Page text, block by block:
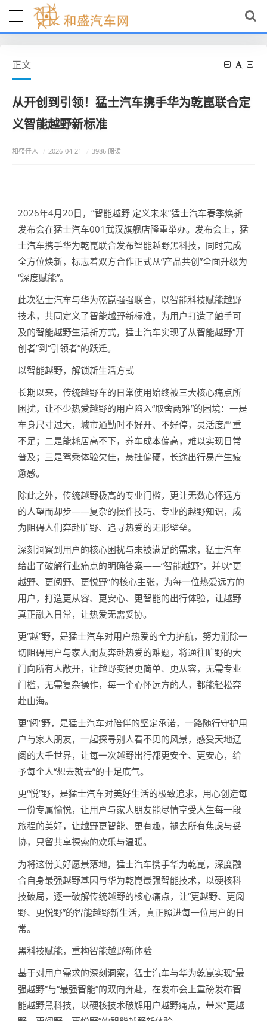
正文
从开创到引领！猛士汽车携手华为乾崑联合定
义智能越野新标准
和盛佳人 / 2026-04-21 / 3986 阅读
2026年4月20日，“智能越野 定义未来”猛士汽车春季焕新
发布会在猛士汽车001武汉旗舰店隆重举办。发布会上，猛
士汽车携手华为乾崑联合发布智能越野黑科技，同时完成
全方位焕新，标志着双方合作正式从“产品共创”全面升级为
“深度赋能”。
此次猛士汽车与华为乾崑强强联合，以智能科技赋能越野
技术，共同定义了智能越野新标准，为用户打造了触手可
及的智能越野生活新方式，猛士汽车实现了从智能越野“开
创者”到“引领者”的跃迁。
以智能越野，解锁新生活方式
长期以来，传统越野车的日常使用始终被三大核心痛点所
困扰，让不少热爱越野的用户陷入“取舍两难”的困境：一是
车身尺寸过大，城市通勤时不好开、不好停，灵活度严重
不足；二是能耗居高不下，养车成本偏高，难以实现日常
普及；三是驾乘体验欠佳，悬挂偏硬，长途出行易产生疲
惫感。
除此之外，传统越野极高的专业门槛，更让无数心怀远方
的人望而却步——复杂的操作技巧、专业的越野知识，成
为阻碍人们奔赴旷野、追寻热爱的无形壁垒。
深刻洞察到用户的核心困扰与未被满足的需求，猛士汽车
给出了破解行业痛点的明确答案——“智能越野”，并以“更
越野、更阅野、更悦野”的核心主张，为每一位热爱远方的
用户，打造更从容、更安心、更智能的出行体验，让越野
真正融入日常，让热爱无需妥协。
更“越”野，是猛士汽车对用户热爱的全力护航，努力消除一
切阻碍用户与家人朋友奔赴热爱的难题，将通往旷野的大
门向所有人敞开，让越野变得更简单、更从容，无需专业
门槛，无需复杂操作，每一个心怀远方的人，都能轻松奔
赴山海。
更“阅”野，是猛士汽车对陪伴的坚定承诺，一路随行守护用
户与家人朋友，一起探寻别人看不见的风景，感受天地辽
阔的大千世界，让每一次越野出行都更安全、更安心，给
予每个人“想去就去”的十足底气。
更“悦”野，是猛士汽车对美好生活的极致追求，用心创造每
一份专属愉悦，让用户与家人朋友能尽情享受人生每一段
旅程的美好，让越野更智能、更有趣，褪去所有焦虑与妥
协，只留共享探索的欢乐与温暖。
为将这份美好愿景落地，猛士汽车携手华为乾崑，深度融
合自身最强越野基因与华为乾崑最强智能技术，以硬核科
技破局，逐一破解传统越野的核心痛点，让“更越野、更阅
野、更悦野”的智能越野新生活，真正照进每一位用户的日
常。
黑科技赋能，重构智能越野新体验
基于对用户需求的深刻洞察，猛士汽车与华为乾崑实现“最
强越野”与“最强智能”的双向奔赴，在发布会上重磅发布智
能越野黑科技，以硬核技术破解用户越野痛点，带来“更越